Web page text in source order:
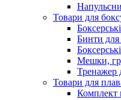
Товари для
Бинти для
Мешки,
Тренажер
Товари для
Комплект